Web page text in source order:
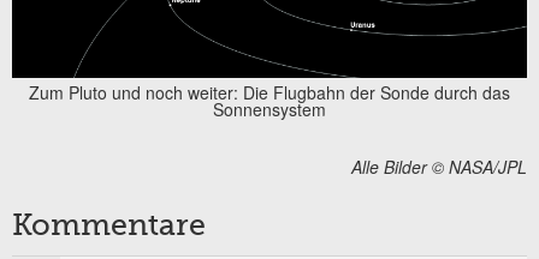
Zum Pluto und noch weiter: Die Flugbahn der Sonde durch das
Sonnensystem
Alle Bilder © NASA/JPL
Kommentare